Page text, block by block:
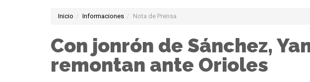
Inicio Informaciones Nota de Prensa
Con jonrón de Sánchez,
remontan ante Orioles